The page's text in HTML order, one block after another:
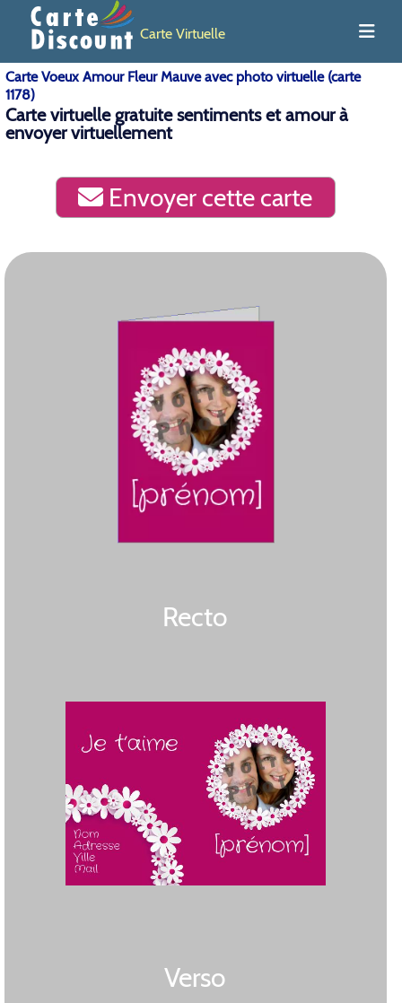
Carte Virtuelle
Carte Voeux Amour Fleur Mauve avec photo virtuelle (carte
1178)
Carte virtuelle gratuite sentiments et amour à
envoyer virtuellement
Envoyer cette carte
Recto
Verso